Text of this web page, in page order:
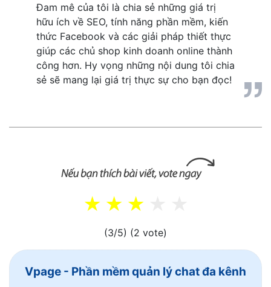
Đam mê của tôi là chia sẻ những giá trị
hữu ích về SEO, tính năng phần mềm, kiến
thức Facebook và các giải pháp thiết thực
giúp các chủ shop kinh doanh online thành
công hơn. Hy vọng những nội dung tôi chia
sẻ sẽ mang lại giá trị thực sự cho bạn đọc!
(3/5) (2 vote)
Vpage - Phần mềm quản lý chat đa kênh